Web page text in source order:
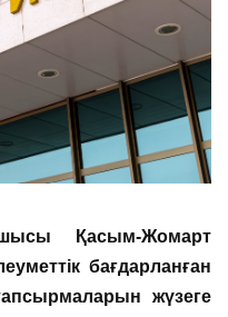
Қасым-Жомарт
бағдарланған
жүзеге